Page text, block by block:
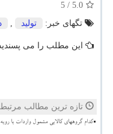
5.0
/ 5
تگهای خبر:
تولید ,
این مطلب را می
تازه ترین مطالب مرتبط
کدام گروههای کالایی مشمول واردات با